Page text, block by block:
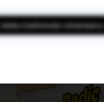
reteta traditionala romaneasca